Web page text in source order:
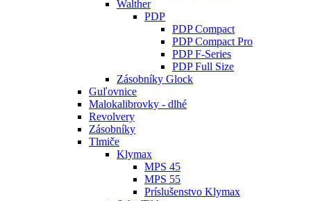
Walther
PDP
PDP Compact
PDP Compact Pro
PDP F-Series
PDP Full Size
Zásobníky Glock
Guľovnice
Malokalibrovky - dlhé
Revolvery
Zásobníky
Tlmiče
Klymax
MPS 45
MPS 55
Príslušenstvo Klymax